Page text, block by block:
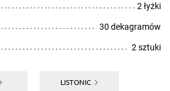
2 łyżki
30 dekagramów
2 sztuki
LISTONIC